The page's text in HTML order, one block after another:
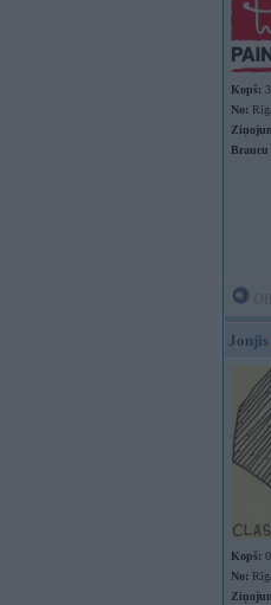
Kopš:
No:
Braucu
Jonjis
Kopš:
No: